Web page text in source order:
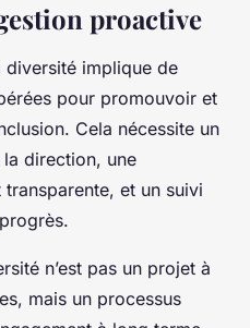
proactive
implique de
pour promouvoir et
Cela nécessite un
direction, une
et un suivi
n’est pas un projet à
mais un processus